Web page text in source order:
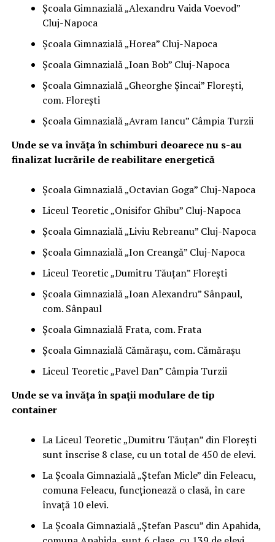
Școala Gimnazială „Alexandru Vaida Voevod”
Cluj-Napoca
Școala Gimnazială „Horea” Cluj-Napoca
Școala Gimnazială „Ioan Bob” Cluj-Napoca
Școala Gimnazială „Gheorghe Șincai” Florești,
com. Florești
Școala Gimnazială „Avram Iancu” Câmpia Turzii
Unde se va învăța în schimburi deoarece nu s-au
finalizat lucrările de reabilitare energetică
Școala Gimnazială „Octavian Goga” Cluj-Napoca
Liceul Teoretic „Onisifor Ghibu” Cluj-Napoca
Școala Gimnazială „Liviu Rebreanu” Cluj-Napoca
Școala Gimnazială „Ion Creangă” Cluj-Napoca
Liceul Teoretic „Dumitru Tăuțan” Florești
Școala Gimnazială „Ioan Alexandru” Sânpaul,
com. Sânpaul
Școala Gimnazială Frata, com. Frata
Școala Gimnazială Cămărașu, com. Cămărașu
Liceul Teoretic „Pavel Dan” Câmpia Turzii
Unde se va învăța în spații modulare de tip
container
La Liceul Teoretic „Dumitru Tăuțan” din Florești
sunt înscrise 8 clase, cu un total de 450 de elevi.
La Școala Gimnazială „Ștefan Micle” din Feleacu,
comuna Feleacu, funcționează o clasă, în care
învață 10 elevi.
La Școala Gimnazială „Ștefan Pascu” din Apahida,